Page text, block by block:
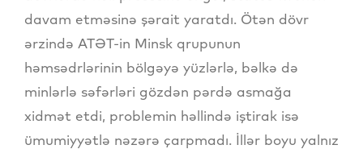
davam etməsinə şərait yaratdı. Ötən dövr
ərzində ATƏT-in Minsk qrupunun
həmsədrlərinin bölgəyə yüzlərlə, bəlkə də
minlərlə səfərləri gözdən pərdə asmağa
xidmət etdi, problemin həllində iştirak isə
ümumiyyətlə nəzərə çarpmadı. İllər boyu yalnız